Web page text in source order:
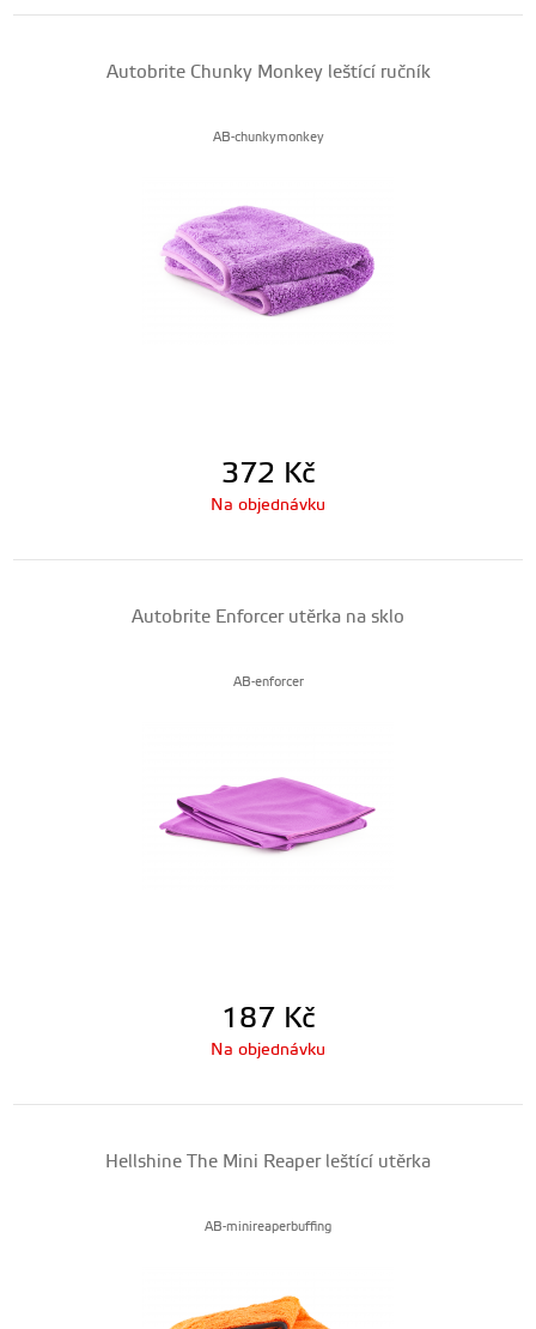
Autobrite Chunky Monkey leštící ručník
AB-chunkymonkey
372 Kč
Na objednávku
Autobrite Enforcer utěrka na sklo
AB-enforcer
187 Kč
Na objednávku
Hellshine The Mini Reaper leštící utěrka
AB-minireaperbuffing